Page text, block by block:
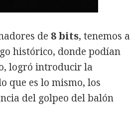
de 8 bits, tenemos a
histórico, donde podían
logró introducir la
que es lo mismo, los
del golpeo del balón